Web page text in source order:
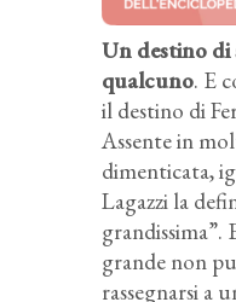
Un destino
qualcuno. E
il destino di
Assente in
dimenticata,
Lagazzi la
grandissima”.
grande non
rassegnarsi a